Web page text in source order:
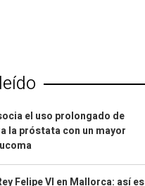
el uso prolongado de
la próstata con un mayor
Felipe VI en Mallorca: así es